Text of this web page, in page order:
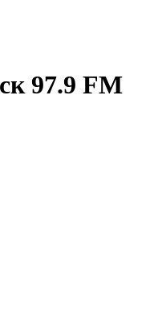
97.9 FM